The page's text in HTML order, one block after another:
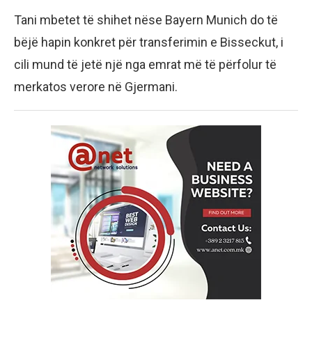
Tani mbetet të shihet nëse Bayern Munich do të
bëjë hapin konkret për transferimin e Bisseckut, i
cili mund të jetë një nga emrat më të përfolur të
merkatos verore në Gjermani.